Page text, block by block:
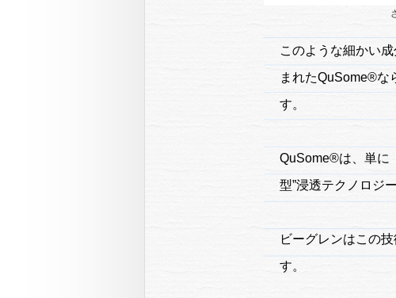
このような細かい
まれたQuSome®な
す。
QuSome®は、単に
型”浸透テクノロジー
ビーグレンはこの
す。